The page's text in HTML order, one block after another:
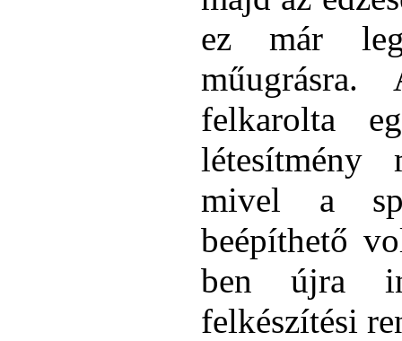
ez már
műugrásra.
felkarolta
létesítmény
mivel a
beépíthető
ben újra
felkészítési